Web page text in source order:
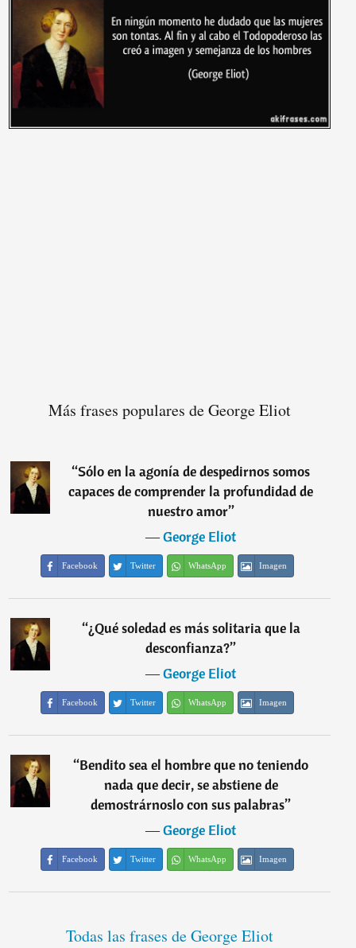
Más frases populares de George Eliot
“Sólo en la agonía de despedirnos somos
capaces de comprender la profundidad de
nuestro amor”
―George Eliot
Facebook Twitter WhatsApp Imagen
“¿Qué soledad es más solitaria que la
desconfianza?”
―George Eliot
Facebook Twitter WhatsApp Imagen
“Bendito sea el hombre que no teniendo
nada que decir, se abstiene de
demostrárnoslo con sus palabras”
―George Eliot
Facebook Twitter WhatsApp Imagen
Todas las frases de George Eliot